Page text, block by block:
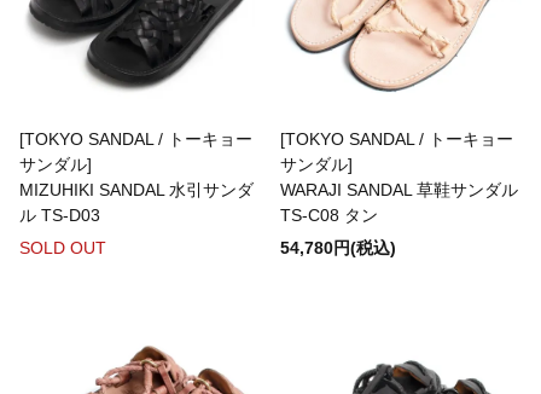
[TOKYO SANDAL / トーキョー
サンダル]
MIZUHIKI SANDAL 水引サンダ
ル TS-D03
SOLD OUT
[TOKYO SANDAL / トーキョー
サンダル]
WARAJI SANDAL 草鞋サンダル
TS-C08 タン
54,780円(税込)
Jacket,Coat(ジャケット,コート)
Headwear(キャップ,ハット等)
Bag(バッグ)